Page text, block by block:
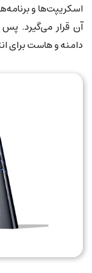
اسکریپت‌ها و
آن قرار می‌گیرد. پس
دامنه و هاست برای